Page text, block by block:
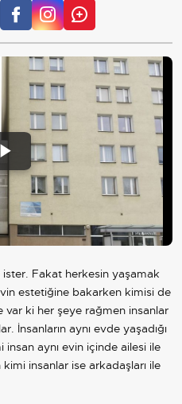
Play
Video
Fakat herkesin yaşamak
estetiğine bakarken kimisi de
var ki her şeye rağmen insanlar
İnsanların aynı evde yaşadığı
aynı evin içinde ailesi ile
insanlar ise arkadaşları ile